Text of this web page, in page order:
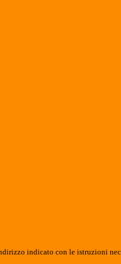
indicato con le istruzioni